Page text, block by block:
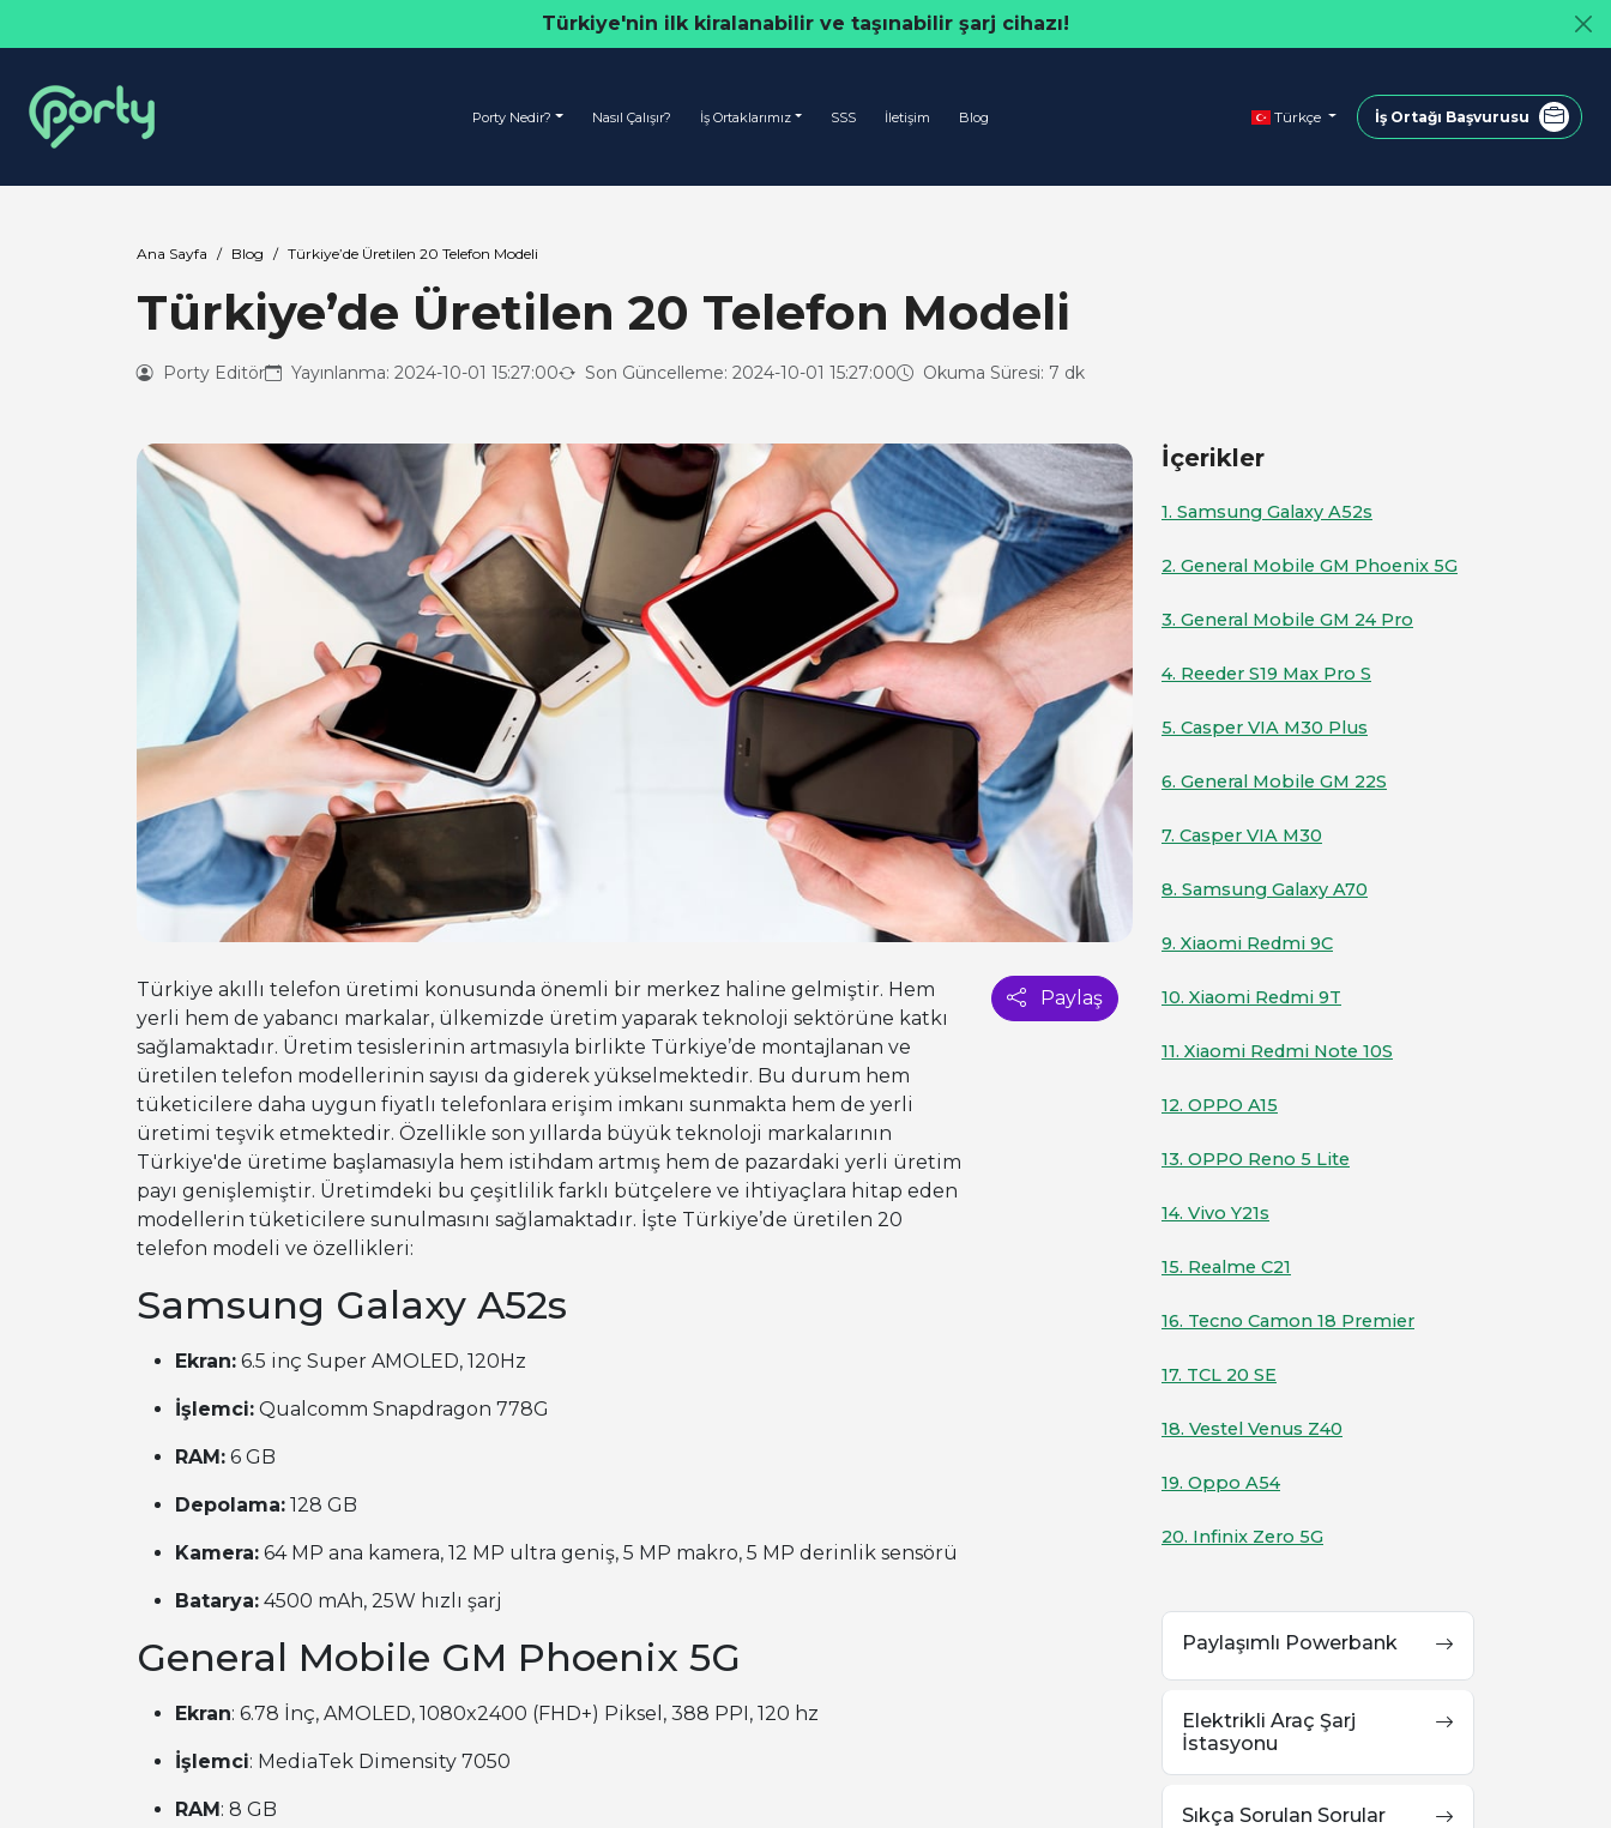
Türkiye'nin ilk kiralanabilir ve taşınabilir şarj cihazı!
Porty Nedir? Nasıl Çalışır? İş Ortaklarımız SSS İletişim Blog Türkçe İş Ortağı Başvurusu
Ana Sayfa Blog Türkiye’de Üretilen 20 Telefon Modeli
Türkiye’de Üretilen 20 Telefon Modeli
Porty Editör Yayınlanma: 2024-10-01 15:27:00 Son Güncelleme: 2024-10-01 15:27:00 Okuma Süresi: 7 dk
Paylaş
Türkiye akıllı telefon üretimi konusunda önemli bir merkez haline gelmiştir. Hem
yerli hem de yabancı markalar, ülkemizde üretim yaparak teknoloji sektörüne katkı
sağlamaktadır. Üretim tesislerinin artmasıyla birlikte Türkiye’de montajlanan ve
üretilen telefon modellerinin sayısı da giderek yükselmektedir. Bu durum hem
tüketicilere daha uygun fiyatlı telefonlara erişim imkanı sunmakta hem de yerli
üretimi teşvik etmektedir. Özellikle son yıllarda büyük teknoloji markalarının
Türkiye'de üretime başlamasıyla hem istihdam artmış hem de pazardaki yerli üretim
payı genişlemiştir. Üretimdeki bu çeşitlilik farklı bütçelere ve ihtiyaçlara hitap eden
modellerin tüketicilere sunulmasını sağlamaktadır. İşte Türkiye’de üretilen 20
telefon modeli ve özellikleri:
Samsung Galaxy A52s
Ekran: 6.5 inç Super AMOLED, 120Hz
İşlemci: Qualcomm Snapdragon 778G
RAM: 6 GB
Depolama: 128 GB
Kamera: 64 MP ana kamera, 12 MP ultra geniş, 5 MP makro, 5 MP derinlik sensörü
Batarya: 4500 mAh, 25W hızlı şarj
General Mobile GM Phoenix 5G
Ekran: 6.78 İnç, AMOLED, 1080x2400 (FHD+) Piksel, 388 PPI, 120 hz
İşlemci: MediaTek Dimensity 7050
RAM: 8 GB
İçerikler
1. Samsung Galaxy A52s
2. General Mobile GM Phoenix 5G
3. General Mobile GM 24 Pro
4. Reeder S19 Max Pro S
5. Casper VIA M30 Plus
6. General Mobile GM 22S
7. Casper VIA M30
8. Samsung Galaxy A70
9. Xiaomi Redmi 9C
10. Xiaomi Redmi 9T
11. Xiaomi Redmi Note 10S
12. OPPO A15
13. OPPO Reno 5 Lite
14. Vivo Y21s
15. Realme C21
16. Tecno Camon 18 Premier
17. TCL 20 SE
18. Vestel Venus Z40
19. Oppo A54
20. Infinix Zero 5G
Paylaşımlı Powerbank
Elektrikli Araç Şarj
İstasyonu
Sıkça Sorulan Sorular